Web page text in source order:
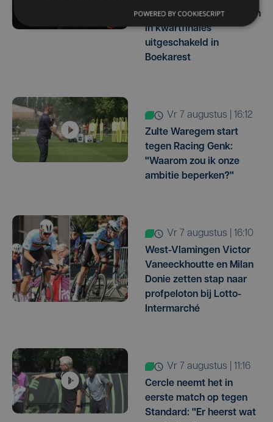
Belgische basketvrouwen
in kwartfinales
uitgeschakeld in
Boekarest
vr 7 augustus | 16:12
Zulte Waregem start
tegen Racing Genk:
"Waarom zou ik onze
ambitie beperken?"
vr 7 augustus | 16:10
West-Vlamingen Victor
Vaneeckhoutte en Milan
Donie zetten stap naar
profpeloton bij Lotto-
Intermarché
vr 7 augustus | 11:16
Cercle neemt het in
eerste match op tegen
Standard: "Er heerst wat
POWERED BY COOKIESCRIPT